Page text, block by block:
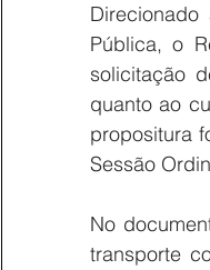
Pública, o
solicitação
quanto ao
propositura
Sessão
No
transporte